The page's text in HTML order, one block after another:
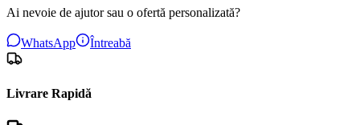
Ai nevoie de ajutor sau o ofertă personalizată?
WhatsApp Întreabă
Livrare Rapidă